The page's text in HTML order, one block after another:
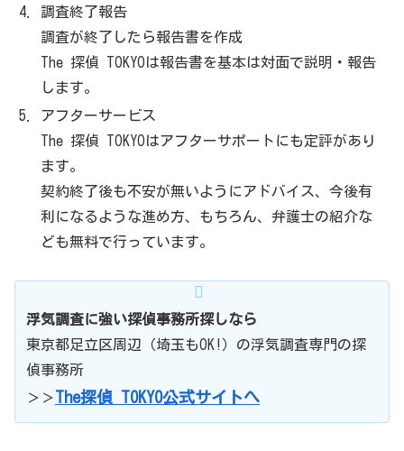
調査終了報告
調査が終了したら報告書を作成
The 探偵 TOKYOは報告書を基本は対面で説明・報告
します。
アフターサービス
The 探偵 TOKYOはアフターサポートにも定評があり
ます。
契約終了後も不安が無いようにアドバイス、今後有
利になるような進め方、​もちろん、弁護士の紹介な
ども無料で行っています。
浮気調査に強い探偵事務所探しなら
東京都足立区周辺（埼玉もOK!）の浮気調査専門の探
偵事務所
＞＞The探偵 TOKYO公式サイトへ